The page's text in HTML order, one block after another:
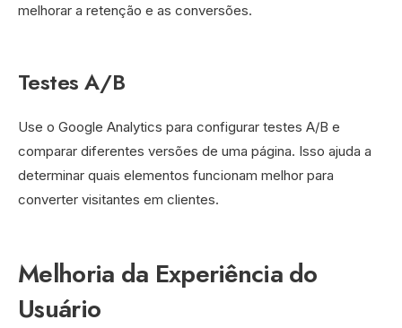
melhorar a retenção e as conversões.
Testes A/B
Use o Google Analytics para configurar testes A/B e
comparar diferentes versões de uma página. Isso ajuda a
determinar quais elementos funcionam melhor para
converter visitantes em clientes.
Melhoria da Experiência do
Usuário